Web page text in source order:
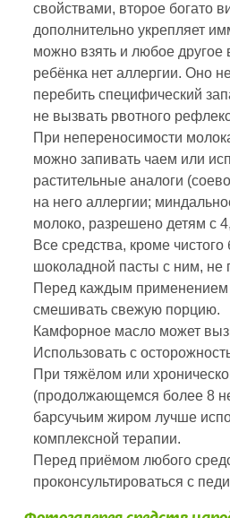
свойствами, второе богато
дополнительно укрепляет
можно взять и любое другое
ребёнка нет аллергии. Оно
перебить специфический
не вызвать рвотного
При непереносимости
можно запивать чаем или
растительные аналоги
на него аллергии;
молоко, разрешено детям с
Все средства, кроме чистого
шоколадной пасты с ним, не
Перед каждым применением
смешивать свежую порцию.
Камфорное масло может
Использовать с
При тяжёлом или
(продолжающемся более 8
барсучьим жиром лучше
комплексной терапии.
Перед приёмом любого
проконсультироваться с